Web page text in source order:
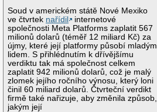
Soud v americkém státě Nové Mexiko
ve čtvrtek nařídil
internetové
společnosti Meta Platforms zaplatit 567
milionů dolarů (téměř 12 miliard Kč) za
újmy, které její platformy působí mladým
lidem. S přihlédnutím k dřívějšímu
verdiktu tak má společnost celkem
zaplatit 942 milionů dolarů, což je malý
zlomek jejího ročního výnosu, který loni
činil 60 miliard dolarů. Čtvrteční verdikt
firmě také nařizuje, aby změnila způsob,
jakým její